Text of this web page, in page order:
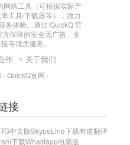
网络工具（可根据实际产
工具/下载器等），致力
务体验。通过 QuickQ 官
保障的安全无广告、多
等优质服务。
作 关于我们
QuickQ官网 ·
接
TG中文版SkypeLine下载有道翻译
下载Whastapp电脑版